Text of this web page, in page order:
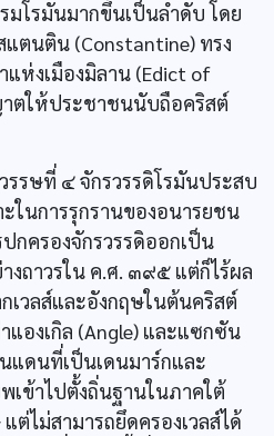
โรมันมากขึ้นเป็นลำดับ โดย
ตนติน (Constantine) ทรง
ห่งเมืองมิลาน (Edict of
ตให้ประชาชนนับถือคริสต์
รษที่ ๔ จักรวรรดิโรมันประสบ
ในการรุกรานของอนารยชน
ปกครองจักรวรรดิออกเป็น
ถาวรใน ค.ศ. ๓๙๕ แต่ก็ไร้ผล
เวลส์และอังกฤษในต้นคริสต์
องเกิล (Angle) และแซกซัน
แดนที่เป็นเดนมาร์กและ
เข้าไปตั้งถิ่นฐานในภาคใต้
ต่ไม่สามารถยึดครองเวลส์ได้